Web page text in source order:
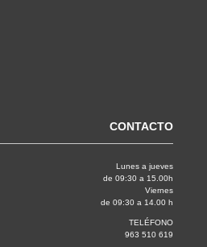
CONTACTO
Lunes a jueves
de 09:30 a 15.00h
Viernes
de 09:30 a 14.00 h
TELÉFONO
963 510 619